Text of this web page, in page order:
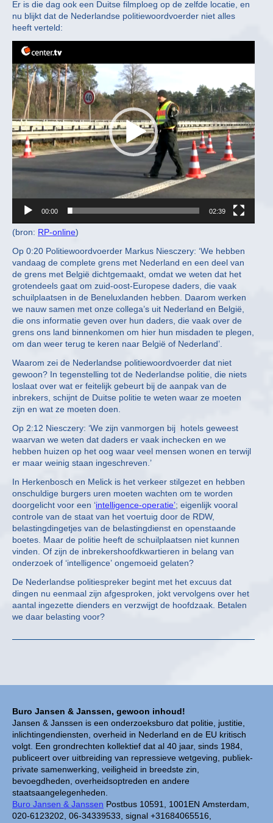
Buro Jansen & Janssen, gewoon inhoud!
Jansen & Janssen is een onderzoeksburo dat politie, justitie,
inlichtingendiensten, overheid in Nederland en de EU kritisch
volgt. Een grondrechten kollektief dat al 40 jaar, sinds 1984,
publiceert over uitbreiding van repressieve wetgeving, publiek-
private samenwerking, veiligheid in breedste zin,
bevoegdheden, overheidsoptreden en andere
staatsaangelegenheden.
Buro Jansen & Janssen Postbus 10591, 1001EN Amsterdam,
020-6123202, 06-34339533, signal +31684065516,
Er is die dag ook een Duitse filmploeg op de zelfde locatie, en
nu blijkt dat de Nederlandse politiewoordvoerder niet alles
heeft verteld:
Video
Player
00:00 02:39
(bron: RP-online)
Op 0:20 Politiewoordvoerder Markus Niesczery: ‘We hebben
vandaag de complete grens met Nederland en een deel van
de grens met België dichtgemaakt, omdat we weten dat het
grotendeels gaat om zuid-oost-Europese daders, die vaak
schuilplaatsen in de Beneluxlanden hebben. Daarom werken
we nauw samen met onze collega’s uit Nederland en België,
die ons informatie geven over hun daders, die vaak over de
grens ons land binnenkomen om hier hun misdaden te plegen,
om dan weer terug te keren naar België of Nederland’.
Waarom zei de Nederlandse politiewoordvoerder dat niet
gewoon? In tegenstelling tot de Nederlandse politie, die niets
loslaat over wat er feitelijk gebeurt bij de aanpak van de
inbrekers, schijnt de Duitse politie te weten waar ze moeten
zijn en wat ze moeten doen.
Op 2:12 Niesczery: ‘We zijn vanmorgen bij hotels geweest
waarvan we weten dat daders er vaak inchecken en we
hebben huizen op het oog waar veel mensen wonen en terwijl
er maar weinig staan ingeschreven.’
In Herkenbosch en Melick is het verkeer stilgezet en hebben
onschuldige burgers uren moeten wachten om te worden
doorgelicht voor een ‘intelligence-operatie’; eigenlijk vooral
controle van de staat van het voertuig door de RDW,
belastingdingetjes van de belastingdienst en openstaande
boetes. Maar de politie heeft de schuilplaatsen niet kunnen
vinden. Of zijn de inbrekershoofdkwartieren in belang van
onderzoek of ‘intelligence’ ongemoeid gelaten?
De Nederlandse politiespreker begint met het excuus dat
dingen nu eenmaal zijn afgesproken, jokt vervolgens over het
aantal ingezette dienders en verzwijgt de hoofdzaak. Betalen
we daar belasting voor?